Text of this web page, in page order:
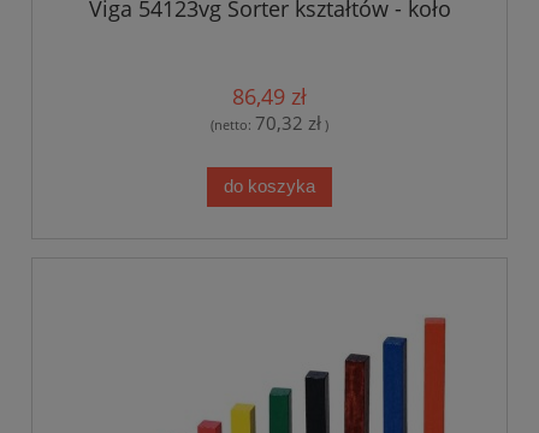
Viga 54123vg Sorter kształtów - koło
86,49 zł
(netto: 70,32 zł )
do koszyka